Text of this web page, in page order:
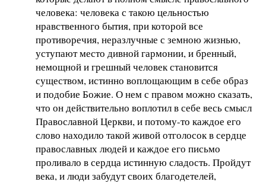
человека: человека с такою цельностью
нравственного бытия, при которой все
противоречия, неразлучные с земною жизнью,
уступают место дивной гармонии, и бренный,
немощной и грешный человек становится
существом, истинно воплощающим в себе образ
и подобие Божие. О нем с правом можно сказать,
что он действительно воплотил в себе весь смысл
Православной Церкви, и потому-то каждое его
слово находило такой живой отголосок в сердце
православных людей и каждое его письмо
проливало в сердца истинную сладость. Пройдут
века, и люди забудут своих благодетелей,